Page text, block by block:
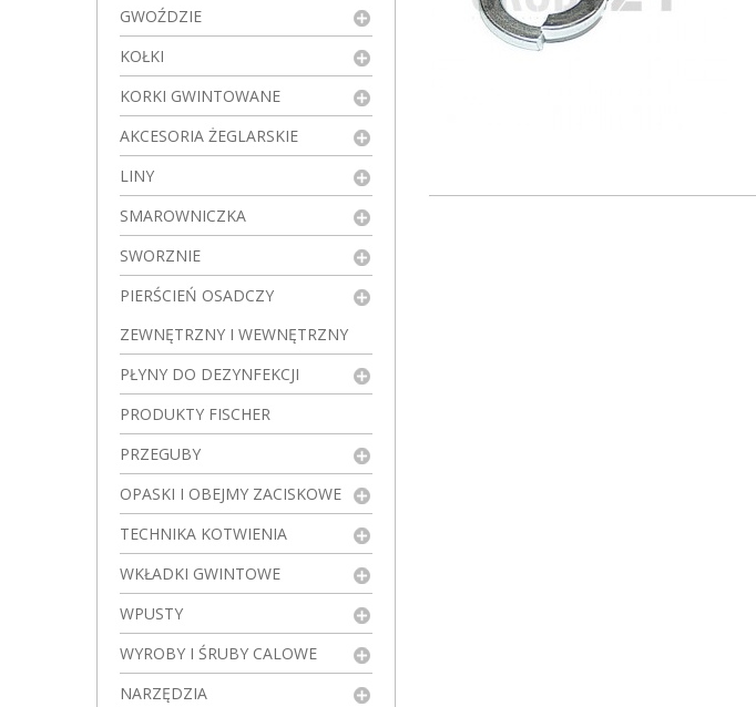
GWOŹDZIE
KOŁKI
KORKI GWINTOWANE
AKCESORIA ŻEGLARSKIE
LINY
SMAROWNICZKA
SWORZNIE
PIERŚCIEŃ OSADCZY
ZEWNĘTRZNY I WEWNĘTRZNY
PŁYNY DO DEZYNFEKCJI
PRODUKTY FISCHER
PRZEGUBY
OPASKI I OBEJMY ZACISKOWE
TECHNIKA KOTWIENIA
WKŁADKI GWINTOWE
WPUSTY
WYROBY I ŚRUBY CALOWE
NARZĘDZIA